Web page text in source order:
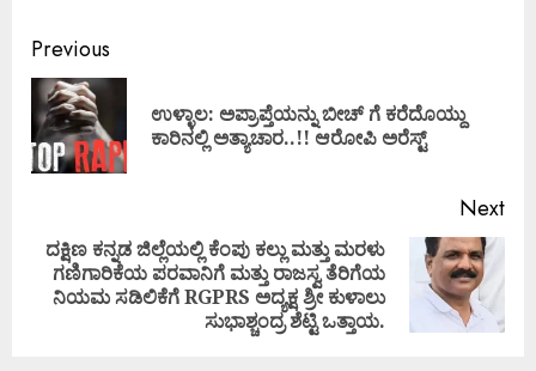
Previous
ಉಳ್ಳಾಲ: ಅಪ್ರಾಪ್ತೆಯನ್ನು ಬೀಚ್ ಗೆ ಕರೆದೊಯ್ದು
ಕಾರಿನಲ್ಲಿ ಅತ್ಯಾಚಾರ..!! ಆರೋಪಿ ಅರೆಸ್ಟ್
Next
ದಕ್ಷಿಣ ಕನ್ನಡ ಜಿಲ್ಲೆಯಲ್ಲಿ ಕೆಂಪು ಕಲ್ಲು ಮತ್ತು ಮರಳು
ಗಣಿಗಾರಿಕೆಯ ಪರವಾನಿಗೆ ಮತ್ತು ರಾಜಸ್ವ ತೆರಿಗೆಯ
ನಿಯಮ ಸಡಿಲಿಕೆಗೆ RGPRS ಅದ್ಯಕ್ಷ ಶ್ರೀ ಕುಳಾಲು
ಸುಭಾಶ್ಚಂದ್ರ ಶೆಟ್ಟಿ ಒತ್ತಾಯ.